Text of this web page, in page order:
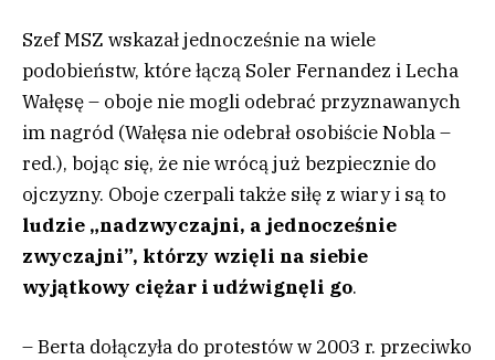
Szef MSZ wskazał jednocześnie na wiele
podobieństw, które łączą Soler Fernandez i Lecha
Wałęsę – oboje nie mogli odebrać przyznawanych
im nagród (Wałęsa nie odebrał osobiście Nobla –
red.), bojąc się, że nie wrócą już bezpiecznie do
ojczyzny. Oboje czerpali także siłę z wiary i są to
ludzie „nadzwyczajni, a jednocześnie
zwyczajni”, którzy wzięli na siebie
wyjątkowy ciężar i udźwignęli go.
– Berta dołączyła do protestów w 2003 r. przeciwko